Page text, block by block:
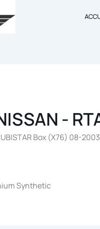
-
Box (X76) 08-
Synthetic